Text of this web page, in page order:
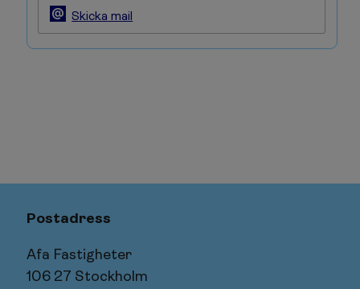
Skicka mail
Postadress
Afa Fastigheter
106 27 Stockholm